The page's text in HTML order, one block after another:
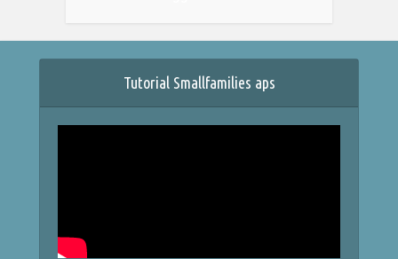
Tutorial Smallfamilies aps